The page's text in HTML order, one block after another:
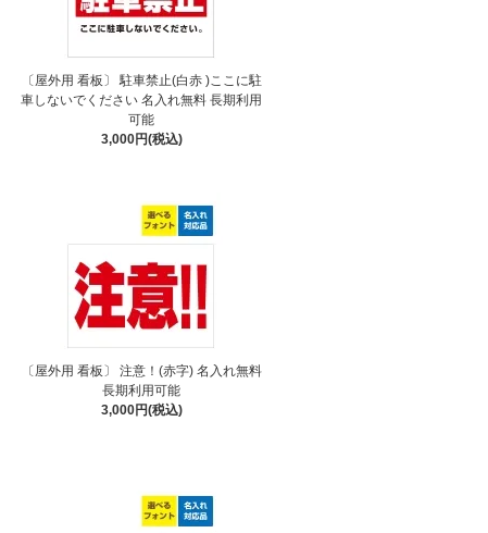
〔屋外用 看板〕 駐車禁止(白赤 )ここに駐
車しないでください 名入れ無料 長期利用
可能
3,000円(税込)
〔屋外用 看板〕 注意！(赤字) 名入れ無料
長期利用可能
3,000円(税込)